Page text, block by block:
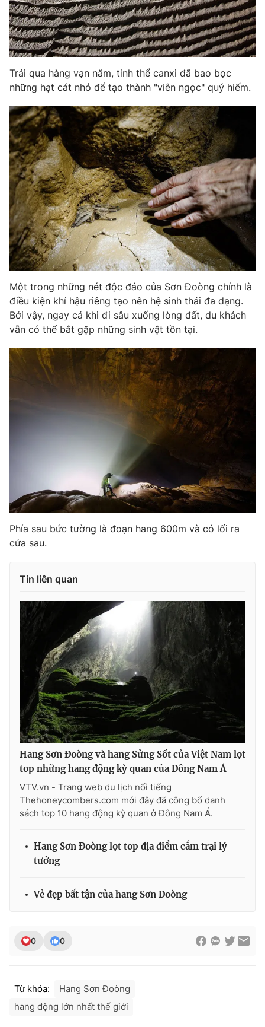
Trải qua hàng vạn năm, tinh thể canxi đã bao bọc
những hạt cát nhỏ để tạo thành "viên ngọc" quý hiếm.
Một trong những nét độc đáo của Sơn Đoòng chính là
điều kiện khí hậu riêng tạo nên hệ sinh thái đa dạng.
Bởi vậy, ngay cả khi đi sâu xuống lòng đất, du khách
vẫn có thể bắt gặp những sinh vật tồn tại.
Phía sau bức tường là đoạn hang 600m và có lối ra
cửa sau.
Tin liên quan
Hang Sơn Đoòng và hang Sửng Sốt của Việt Nam lọt
top những hang động kỳ quan của Đông Nam Á
VTV.vn - Trang web du lịch nổi tiếng
Thehoneycombers.com mới đây đã công bố danh
sách top 10 hang động kỳ quan ở Đông Nam Á.
Hang Sơn Đoòng lọt top địa điểm cắm trại lý
tưởng
Vẻ đẹp bất tận của hang Sơn Đoòng
0 0
Từ khóa:
Hang Sơn Đoòng
hang động lớn nhất thế giới